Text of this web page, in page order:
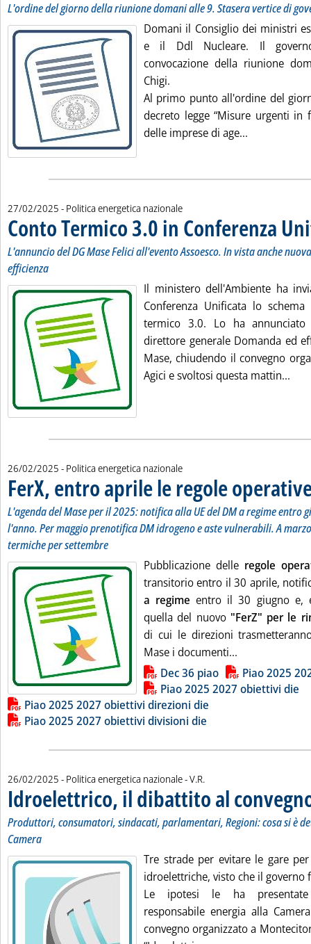
L'ordine del giorno della riunione domani alle 9. Stasera vertice di
Domani il Consiglio dei ministri
e il Ddl Nucleare. Il
convocazione della riunione
Chigi.
Al primo punto all'ordine del
decreto legge “Misure urgenti in
delle imprese di age...
27/02/2025 - Politica energetica nazionale
Conto Termico 3.0 in Conferenza
L'annuncio del DG Mase Felici all'evento Assoesco. In vista anche
efficienza
Il ministero dell'Ambiente ha
Conferenza Unificata lo
termico 3.0. Lo ha annunciato
direttore generale Domanda ed
Mase, chiudendo il convegno
Agici e svoltosi questa mattin...
26/02/2025 - Politica energetica nazionale
FerX, entro aprile le regole
L'agenda del Mase per il 2025: notifica alla UE del DM a regime entro
l'anno. Per maggio prenotifica DM idrogeno e aste vulnerabili. A
termiche per settembre
Pubblicazione delle regole
transitorio entro il 30 aprile,
a regime entro il 30 giugno e,
quella del nuovo "FerZ" per le
di cui le direzioni
Mase i documenti...
Lista allegati PDF alla notizia
Dec 36 piao
Piao 2025
Piao 2025 2027 obiettivi die
Piao 2025 2027 obiettivi direzioni die
Piao 2025 2027 obiettivi divisioni die
26/02/2025 - Politica energetica nazionale -di:
V.R.
Idroelettrico, il dibattito al
Produttori, consumatori, sindacati, parlamentari, Regioni: cosa si è
Camera
Tre strade per evitare le gare
idroelettriche, visto che il governo
Le ipotesi le ha
responsabile energia alla
convegno organizzato a